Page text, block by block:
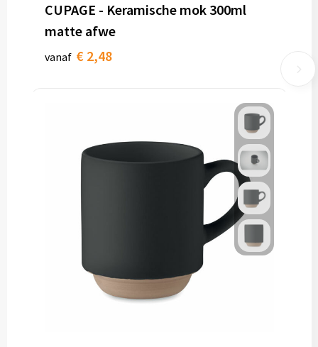
CUPAGE - Keramische mok 300ml
matte afwe
vanaf € 2,48